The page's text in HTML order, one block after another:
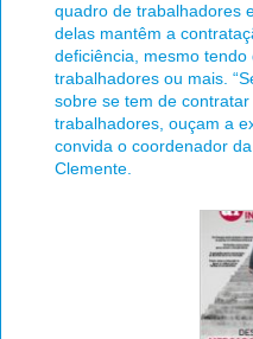
quadro de trabalhadores
delas mantêm a
deficiência, mesmo
trabalhadores ou mais.
sobre se tem de
trabalhadores, ouçam a
convida o coordenador
Clemente.